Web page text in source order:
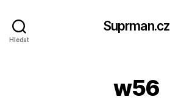
Hledat
Suprman.cz
w56